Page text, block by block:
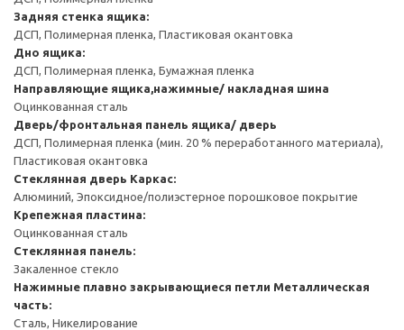
Задняя стенка ящика:
ДСП, Полимерная пленка, Пластиковая окантовка
Дно ящика:
ДСП, Полимерная пленка, Бумажная пленка
Направляющие ящика,нажимные/ накладная шина
Оцинкованная сталь
Дверь/фронтальная панель ящика/ дверь
ДСП, Полимерная пленка (мин. 20 % переработанного материала),
Пластиковая окантовка
Стеклянная дверь Каркас:
Алюминий, Эпоксидное/полиэстерное порошковое покрытие
Крепежная пластина:
Оцинкованная сталь
Стеклянная панель:
Закаленное стекло
Нажимные плавно закрывающиеся петли Металлическая
часть:
Сталь, Никелирование